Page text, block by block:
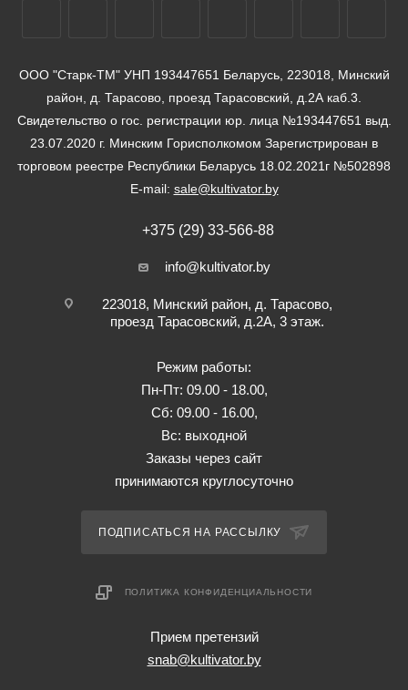
ООО "Старк-ТМ" УНП 193447651 Беларусь, 223018, Минский
район, д. Тарасово, проезд Тарасовский, д.2А каб.3.
Свидетельство о гос. регистрации юр. лица №193447651 выд.
23.07.2020 г. Минским Горисполкомом Зарегистрирован в
торговом реестре Республики Беларусь 18.02.2021г №502898
E-mail: sale@kultivator.by
+375 (29) 33-566-88
info@kultivator.by
223018, Минский район, д. Тарасово,
проезд Тарасовский, д.2А, 3 этаж.
Режим работы:
Пн-Пт: 09.00 - 18.00,
Сб: 09.00 - 16.00,
Вс: выходной
Заказы через сайт
принимаются круглосуточно
ПОДПИСАТЬСЯ НА РАССЫЛКУ
ПОЛИТИКА КОНФИДЕНЦИАЛЬНОСТИ
Прием претензий
snab@kultivator.by